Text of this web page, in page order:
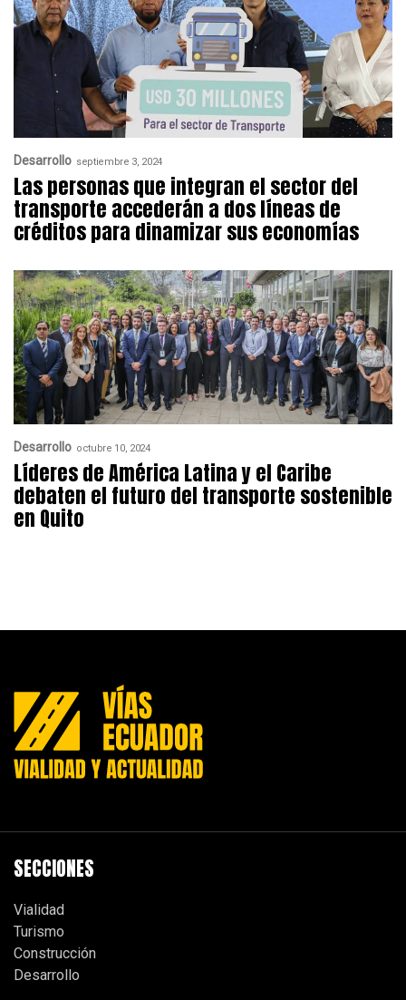
Desarrollo septiembre 3, 2024
Las personas que integran el sector del
transporte accederán a dos líneas de
créditos para dinamizar sus economías
Desarrollo octubre 10, 2024
Líderes de América Latina y el Caribe
debaten el futuro del transporte sostenible
en Quito
SECCIONES
Vialidad
Turismo
Construcción
Desarrollo